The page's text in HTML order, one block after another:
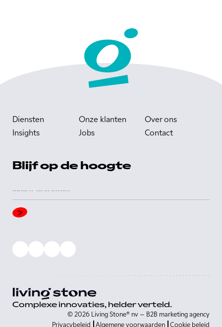
Blijf op de hoogte
Diensten Onze klanten
Over ons
Insights
Jobs Contact
Complexe innovaties, helder verteld.
© 2026 Living Stone® nv – B2B marketing agency
Privacybeleid
Algemene voorwaarden Cookie beleid